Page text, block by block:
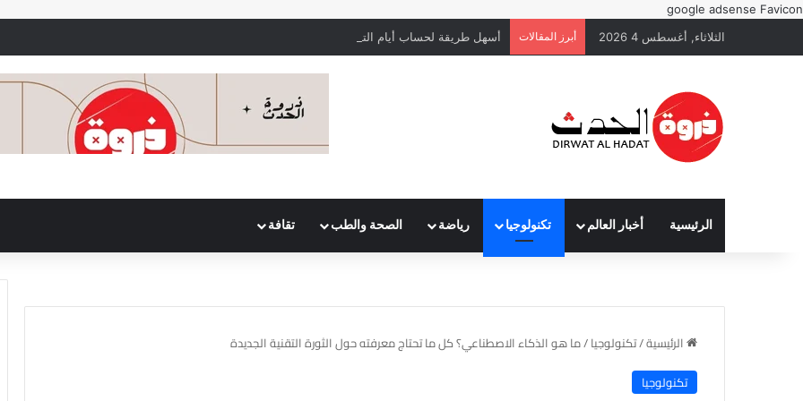
google adsense Favicon
الثلاثاء, أغسطس 4 2026
أبرز المقالات أسهل طريقة لحساب أيام التبويض بدقة لتحقيق الحمل بشكل أسرع
الرئيسية أخبار العالم تكنولوجيا رياضة الصحة والطب تقافة
الرئيسية/تكنولوجيا/ما هو الذكاء الاصطناعي؟ كل ما تحتاج معرفته حول الثورة التقنية الجديدة
تكنولوجيا